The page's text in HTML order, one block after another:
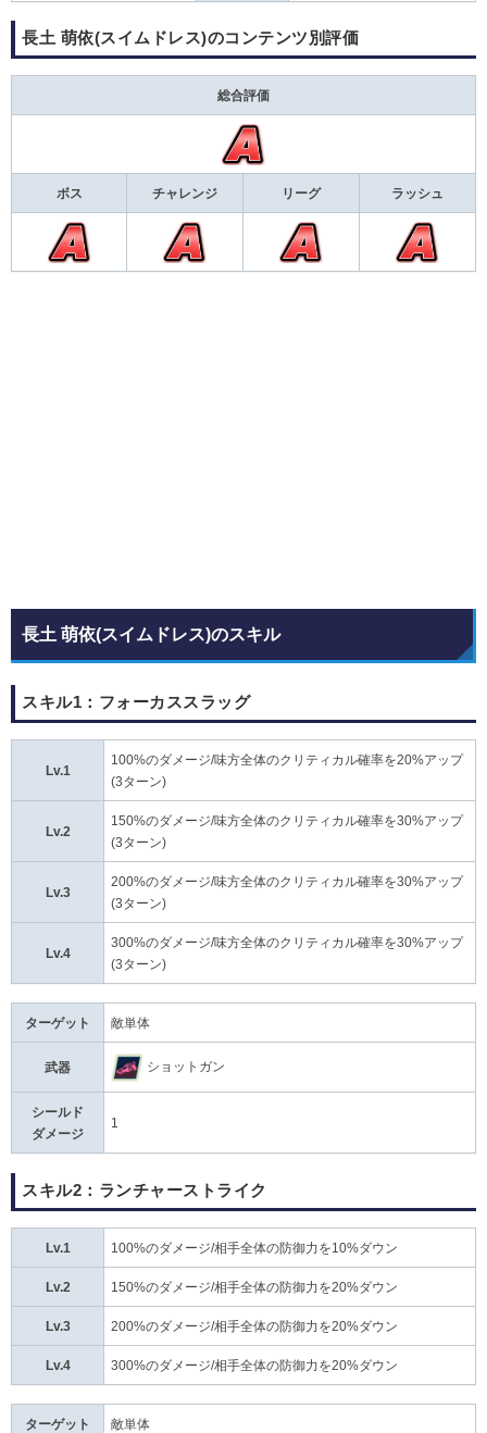
長土 萌依(スイムドレス)のコンテンツ別評価
総合評価
ボス チャレンジ リーグ ラッシュ
長土 萌依(スイムドレス)のスキル
スキル1：フォーカススラッグ
Lv.1
100%のダメージ/味方全体のクリティカル確率を20%アップ
(3ターン)
Lv.2
150%のダメージ/味方全体のクリティカル確率を30%アップ
(3ターン)
Lv.3
200%のダメージ/味方全体のクリティカル確率を30%アップ
(3ターン)
Lv.4
300%のダメージ/味方全体のクリティカル確率を30%アップ
(3ターン)
ターゲット 敵単体
武器 ショットガン
シールド
ダメージ
1
スキル2：ランチャーストライク
Lv.1 100%のダメージ/相手全体の防御力を10%ダウン
Lv.2 150%のダメージ/相手全体の防御力を20%ダウン
Lv.3 200%のダメージ/相手全体の防御力を20%ダウン
Lv.4 300%のダメージ/相手全体の防御力を20%ダウン
ターゲット 敵単体